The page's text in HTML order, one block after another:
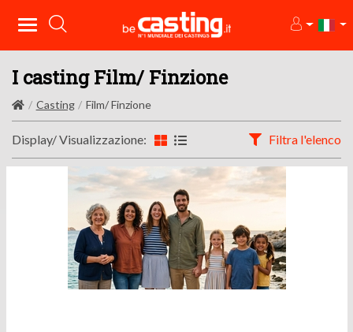
I casting Film/ Finzione
Casting Film/ Finzione
Display/ Visualizzazione: Filtra l'elenco